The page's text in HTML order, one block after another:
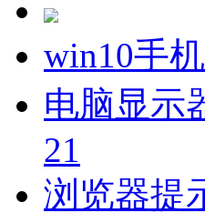
win10手
电脑显示
21
浏览器提